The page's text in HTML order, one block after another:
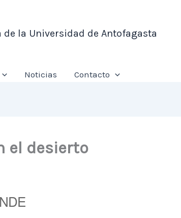
la Universidad de Antofagasta
Noticias Contacto
el desierto